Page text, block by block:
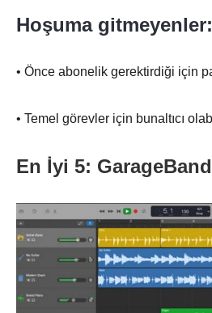
Hoşuma gitmeyenler:
• Önce abonelik gerektirdiği için
• Temel görevler için bunaltıcı
En İyi 5: GarageBand